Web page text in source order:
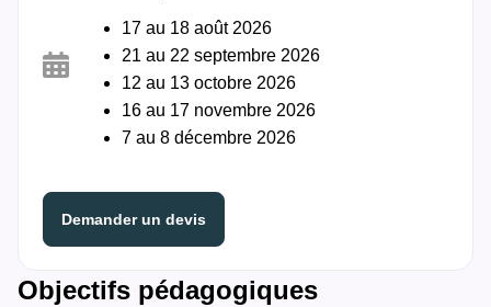
Objectifs pédagogiques
17 au 18 août 2026
21 au 22 septembre 2026
12 au 13 octobre 2026
16 au 17 novembre 2026
7 au 8 décembre 2026
Demander un devis